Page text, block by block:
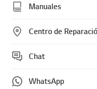
Manuales
Centro de
Chat
WhatsApp